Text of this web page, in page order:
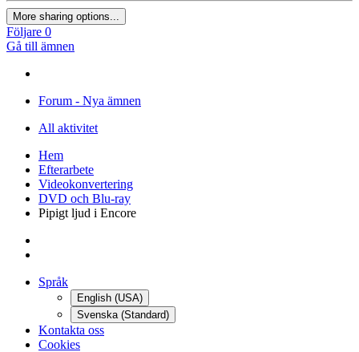
More sharing options...
Följare 0
Gå till ämnen
Forum - Nya ämnen
All aktivitet
Hem
Efterarbete
Videokonvertering
DVD och Blu-ray
Pipigt ljud i Encore
Språk
English (USA)
Svenska (Standard)
Kontakta oss
Cookies